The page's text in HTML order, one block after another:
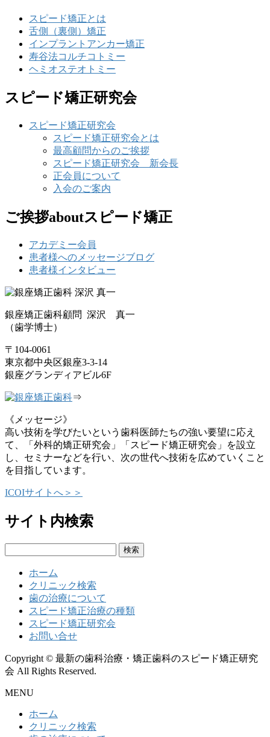
スピード矯正とは
舌側（裏側）矯正
インプラントアンカー矯正
寿谷法コルチコトミー
ヘミオステオトミー
スピード矯正研究会
スピード矯正研究会
スピード矯正研究会とは
最高顧問からのご挨拶
スピード矯正研究会 新会長
正会員について
入会のご案内
ご挨拶aboutスピード矯正
アカデミー会員
患者様へのメッセージブログ
患者様インタビュー
銀座矯正歯科顧問 深沢 真一
（歯学博士）
〒104-0061
東京都中央区銀座3-3-14
銀座グランディアビル6F
⇒
《メッセージ》
高い技術を学びたいという歯科医師たちの強い要望に応え
て、「外科的矯正研究会」「スピード矯正研究会」を設立
し、セミナーなどを行い、次の世代へ技術を広めていくこと
を目指しています。
ICOIサイトへ＞＞
サイト内検索
ホーム
クリニック検索
歯の治療について
スピード矯正治療の種類
スピード矯正研究会
お問い合せ
Copyright © 最新の歯科治療・矯正歯科のスピード矯正研究
会 All Rights Reserved.
MENU
ホーム
クリニック検索